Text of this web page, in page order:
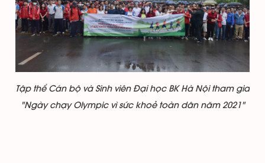
Tập thể Cán bộ và Sinh viên Đại học BK Hà Nội tham gia
"Ngày chạy Olympic vì sức khoẻ toàn dân năm 2021"